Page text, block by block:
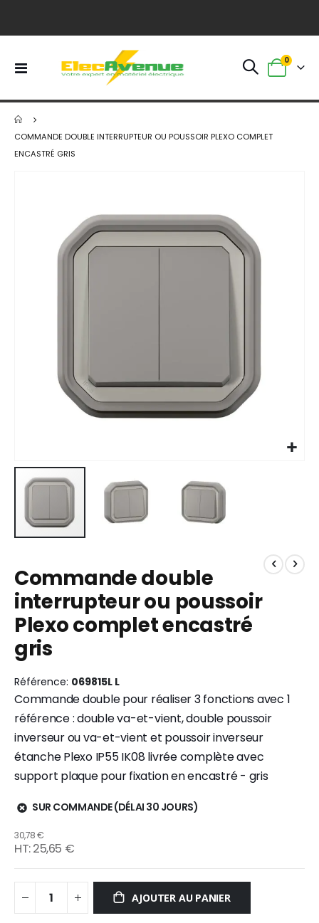
Basculer
Panier
0
COMMANDE DOUBLE INTERRUPTEUR OU POUSSOIR PLEXO COMPLET
ENCASTRÉ GRIS
the
beginning
the
images
gallery
Commande double
interrupteur ou poussoir
Plexo complet encastré
gris
Référence 069815L L
Commande double pour réaliser 3 fonctions avec 1
référence : double va-et-vient, double poussoir
inverseur ou va-et-vient et poussoir inverseur
étanche Plexo IP55 IK08 livrée complète avec
support plaque pour fixation en encastré - gris
SUR COMMANDE (DÉLAI 30 JOURS)
30,78 €
25,65 €
AJOUTER AU PANIER